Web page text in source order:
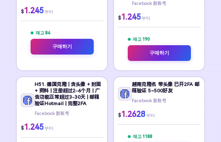
$1.245 부터
재고 84
구매하기
Facebook 新账号
$1.245 부터
재고 190
구매하기
H51. 德国克隆 | 含头像 + 封面
+ 资料 | 注册超过2-6个月 | 广
告功能正常超过3-30天 | 邮箱
验证Hotmail | 完整2FA
Facebook 新账号
$1.245 부터
越南克隆名 带头像 已开2FA 邮
箱验证 5~500好友
Facebook 新账号
$1.2628 부터
재고 1188